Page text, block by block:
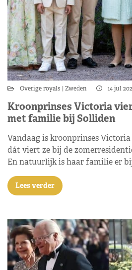
Overige royals Zweden 14 jul
Kroonprinses Victoria
met familie bij Solliden
Vandaag is kroonprinses
dát viert ze bij de
En natuurlijk is haar familie er
Lees verder